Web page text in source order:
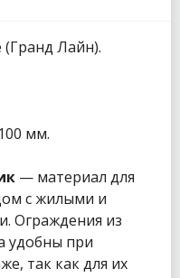
(Гранд Лайн).
100 мм.
— материал для
с жилыми и
Ограждения из
удобны при
так как для их